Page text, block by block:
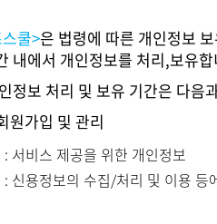
쿨>은 법령에 따른 개인정보
내에서 개인정보를 처리,보유
정보 처리 및 보유 기간은 다음
원가입 및 관리
: 서비스 제공을 위한 개인정보
: 신용정보의 수집/처리 및 이용 등